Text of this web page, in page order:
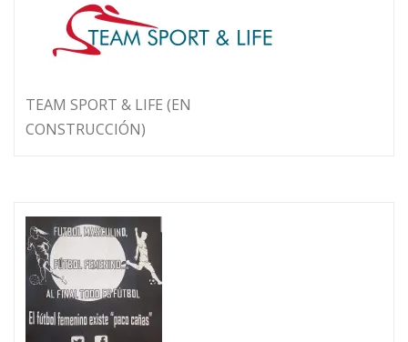
TEAM SPORT & LIFE (EN
CONSTRUCCIÓN)